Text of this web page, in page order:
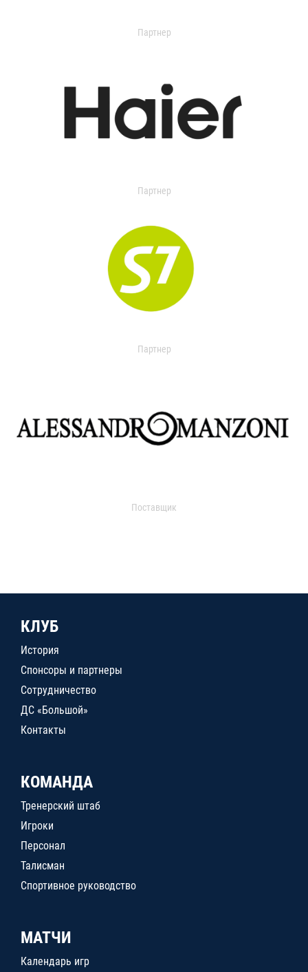
Партнер
Партнер
Партнер
Поставщик
КЛУБ
История
Спонсоры и партнеры
Сотрудничество
ДС «Большой»
Контакты
КОМАНДА
Тренерский штаб
Игроки
Персонал
Талисман
Спортивное руководство
МАТЧИ
Календарь игр